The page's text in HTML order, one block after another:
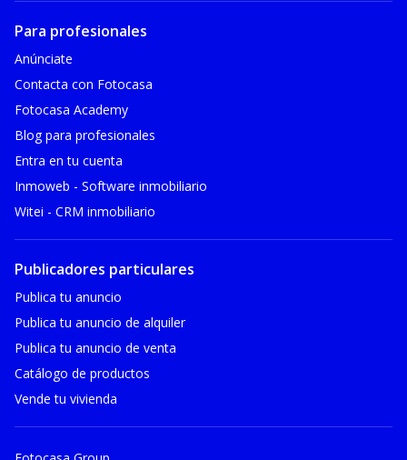
Para profesionales
Anúnciate
Contacta con Fotocasa
Fotocasa Academy
Blog para profesionales
Entra en tu cuenta
Inmoweb - Software inmobiliario
Witei - CRM inmobiliario
Publicadores particulares
Publica tu anuncio
Publica tu anuncio de alquiler
Publica tu anuncio de venta
Catálogo de productos
Vende tu vivienda